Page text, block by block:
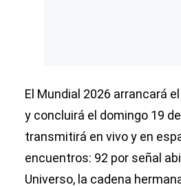
El Mundial 2026 arrancará
y concluirá el domingo 19
transmitirá en vivo y en
encuentros: 92 por señal
Universo, la cadena